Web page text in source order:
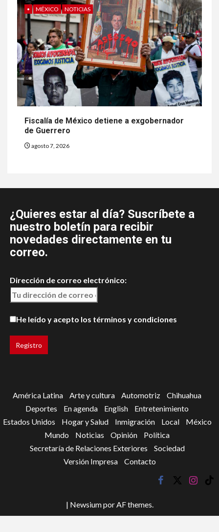
• MÉXICO NOTICIAS
Fiscalía de México detiene a exgobernador
de Guerrero
agosto 7, 2026
¿Quieres estar al día? Suscríbete a
nuestro boletín para recibir
novedades directamente en tu
correo.
Dirección de correo electrónico:
He leído y acepto los términos y condiciones
América Latina Arte y cultura Automotriz
Chihuahua
Deportes
En agenda English
Entretenimiento
Estados Unidos
Hogar y Salud Inmigración Local
México
Mundo
Noticias Opinión
Política
Secretaría de Relaciones Exteriores
Sociedad
Versión Impresa
Contacto
facebook
twitter
tik
| Newsiumpor AF themes.